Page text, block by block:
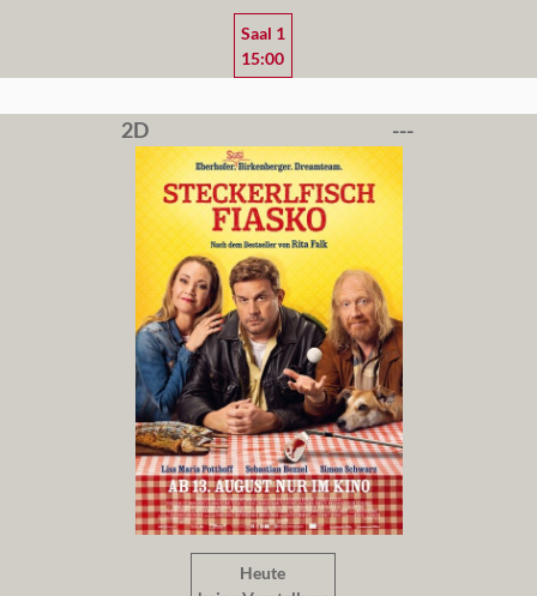
Saal 1
15:00
2D ---
Heute